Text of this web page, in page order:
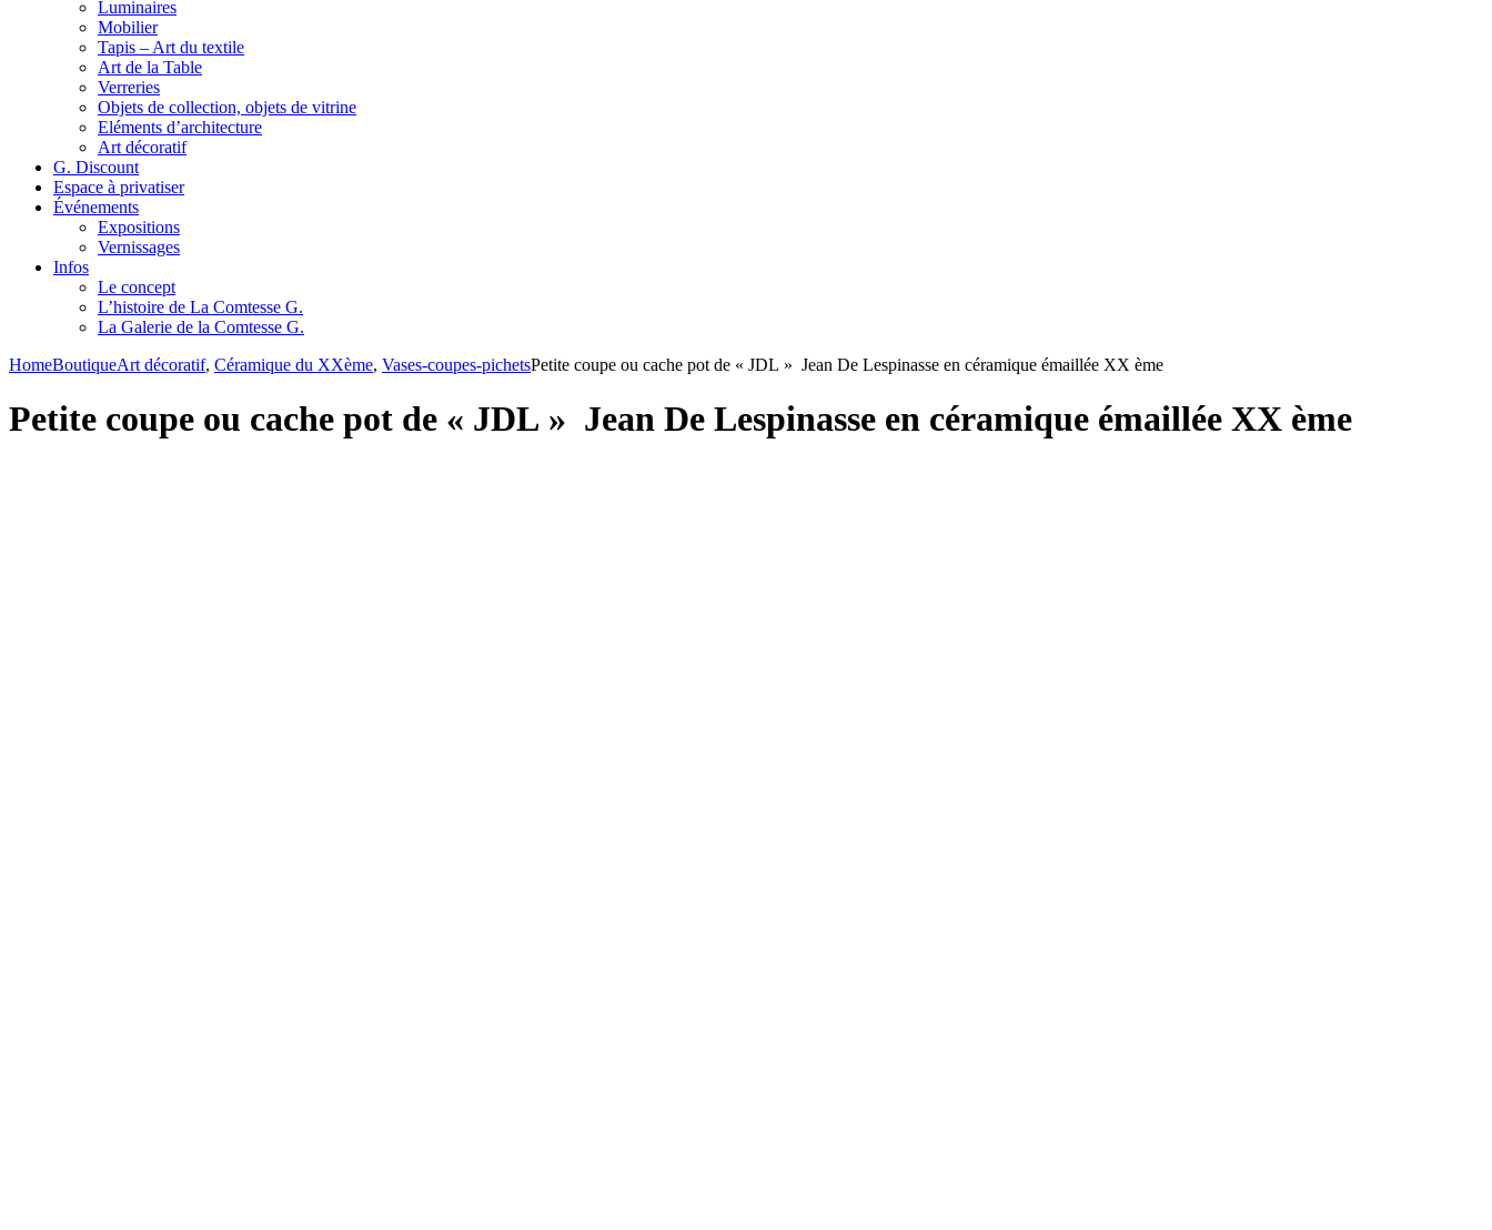
Luminaires
Mobilier
Tapis – Art du textile
Art de la Table
Verreries
Objets de collection, objets de vitrine
Eléments d’architecture
Art décoratif
G. Discount
Espace à privatiser
Événements
Expositions
Vernissages
Infos
Le concept
L’histoire de La Comtesse G.
La Galerie de la Comtesse G.
HomeBoutiqueArt décoratif, Céramique du XXème, Vases-coupes-pichetsPetite coupe ou cache pot de « JDL » Jean De Lespinasse en céramique émaillée XX ème
Petite coupe ou cache pot de « JDL » Jean De Lespinasse en céramique émaillée XX ème